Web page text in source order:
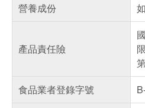
營養成份
產品責任險
食品業者登錄字號